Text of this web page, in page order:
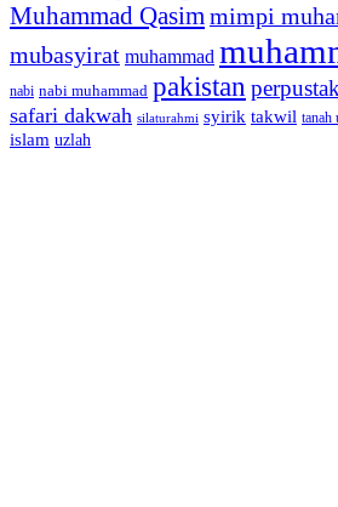
Muhammad Qasim mimpi
mubasyirat muhammad
nabi nabi muhammad pakistan
safari dakwah silaturahmi syirik takwil tanah
islam uzlah